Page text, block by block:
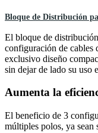
Bloque de Distribución
El bloque de
configuración de cables
exclusivo diseño
sin dejar de lado su uso
Aumenta la
El beneficio de 3
múltiples polos, ya sean